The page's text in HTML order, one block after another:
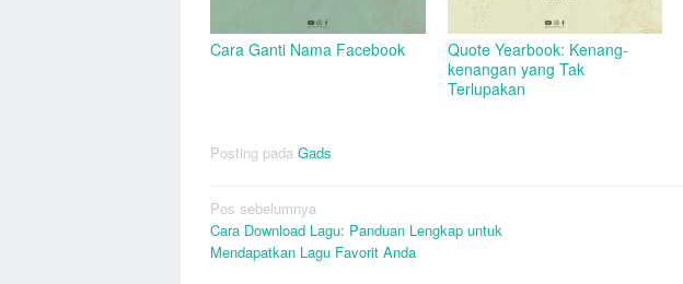
Cara Ganti Nama Facebook
Quote Yearbook: Kenang-
kenangan yang Tak
Terlupakan
Posting pada Gads
Navigasi
pos
Pos sebelumnya
Cara Download Lagu: Panduan Lengkap untuk
Mendapatkan Lagu Favorit Anda